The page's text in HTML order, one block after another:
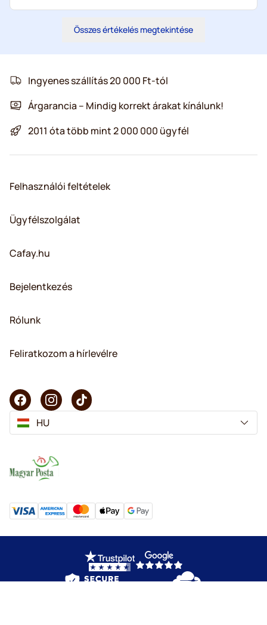
Összes értékelés megtekintése
Ingyenes szállítás 20 000 Ft-tól
Árgarancia – Mindig korrekt árakat kínálunk!
2011 óta több mint 2 000 000 ügyfél
Felhasználói feltételek
Ügyfélszolgálat
Cafay.hu
Bejelentkezés
Rólunk
Feliratkozom a hírlevélre
HU